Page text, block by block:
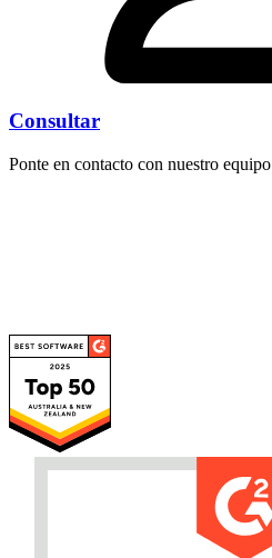
Consultar
Ponte en contacto con nuestro equipo